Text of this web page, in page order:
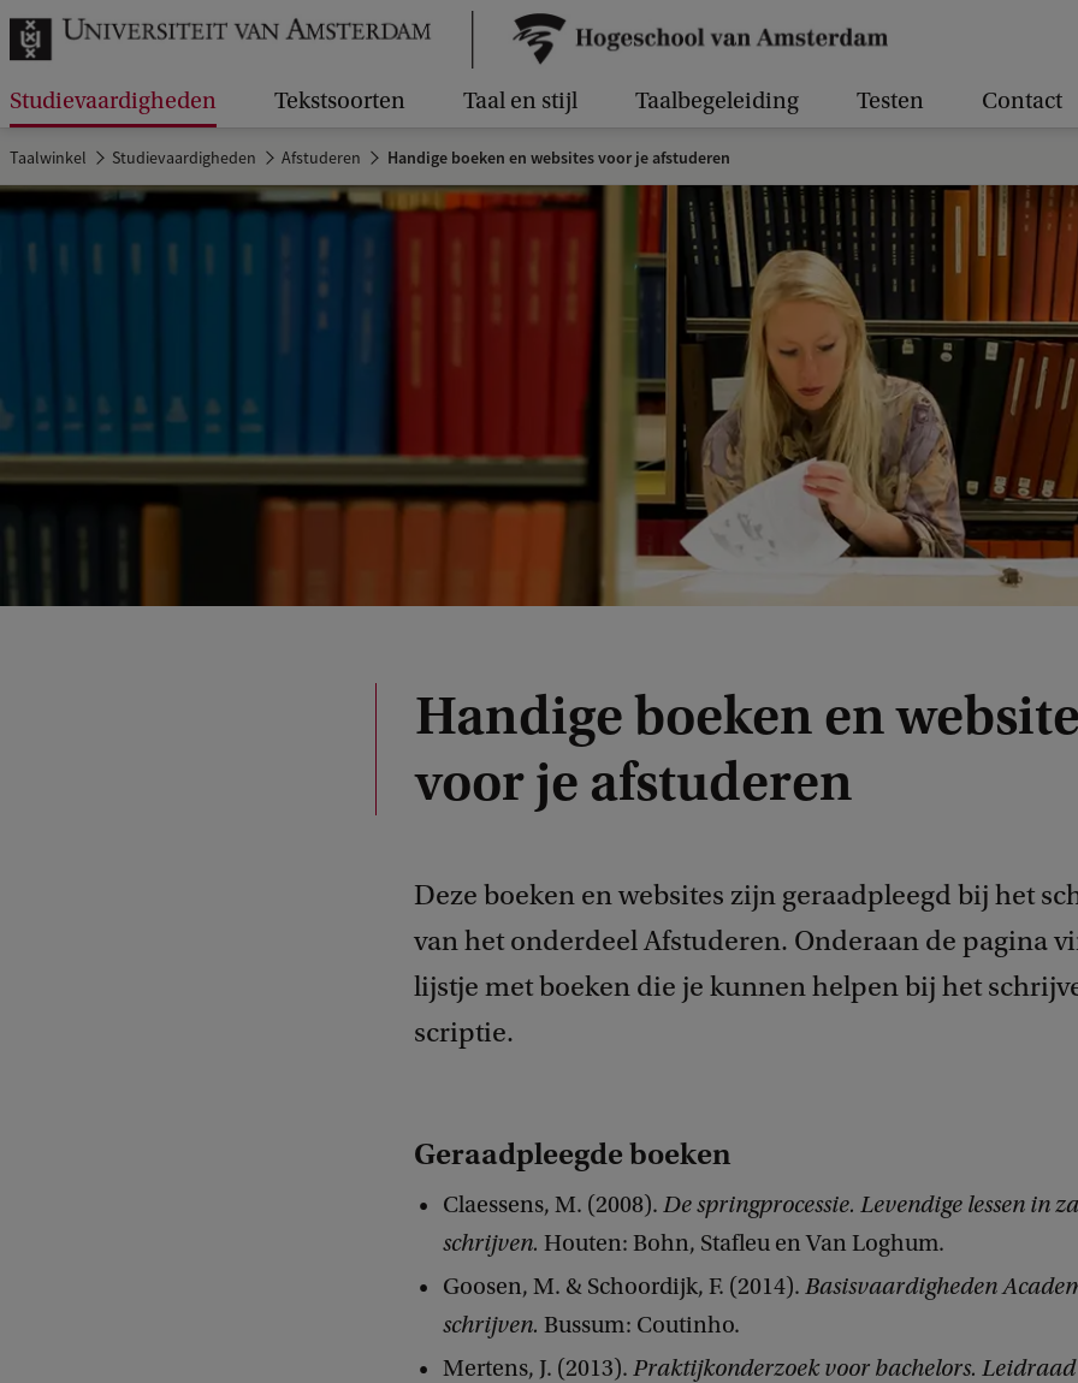
Studievaardigheden Tekstsoorten Taal en stijl Taalbegeleiding Testen Contact
Taalwinkel Studievaardigheden Afstuderen Handige boeken en websites voor je afstuderen
Handige boeken en
voor je afstuderen
Deze boeken en websites zijn geraadpleegd bij het
van het onderdeel Afstuderen. Onderaan de pagina
lijstje met boeken die je kunnen helpen bij het
scriptie.
Geraadpleegde boeken
Claessens, M. (2008). De springprocessie. Levendige lessen in
schrijven. Houten: Bohn, Stafleu en Van Loghum.
Goosen, M. & Schoordijk, F. (2014). Basisvaardigheden
schrijven. Bussum: Coutinho.
Mertens, J. (2013). Praktijkonderzoek voor bachelors.